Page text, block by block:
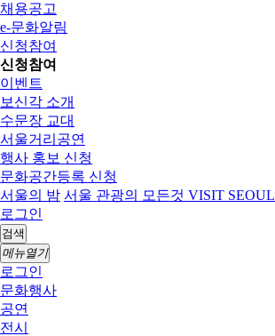
채용공고
e-문화알림
신청참여
신청참여
이벤트
보신각 소개
수문장 교대
서울거리공연
행사 홍보 신청
문화공간등록 신청
서울의 밤 서울 관광의 모든것 VISIT SEOUL
로그인
검색
메뉴열기
로그인
문화행사
공연
전시